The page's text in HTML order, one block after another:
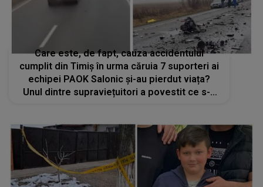
Care este, de fapt, cauza accidentului
cumplit din Timiș în urma căruia 7 suporteri ai
echipei PAOK Salonic și-au pierdut viața?
Unul dintre supraviețuitori a povestit ce s-a